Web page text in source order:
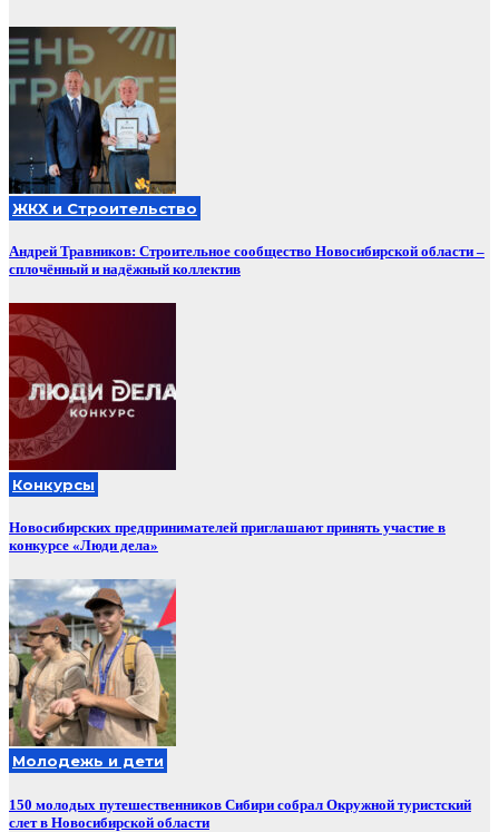
ЖКХ и Строительство
Андрей Травников: Строительное сообщество Новосибирской области –
сплочённый и надёжный коллектив
Конкурсы
Новосибирских предпринимателей приглашают принять участие в
конкурсе «Люди дела»
Молодежь и дети
150 молодых путешественников Сибири собрал Окружной туристский
слет в Новосибирской области